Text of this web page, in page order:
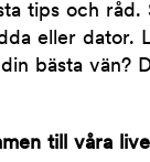
tips och
eller dator.
bästa vän?
till våra